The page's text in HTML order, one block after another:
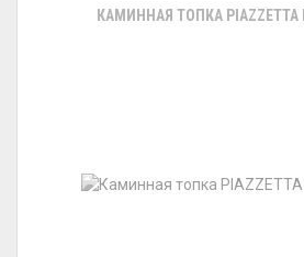
КАМИННАЯ ТОПКА PIAZZETTA